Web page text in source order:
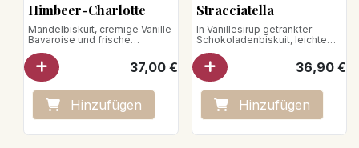
Himbeer-Charlotte
Mandelbiskuit, cremige Vanille-
Bavaroise und frische
für 5 Personen
37,00€
Hinzufügen
Stracciatella
In Vanillesirup getränkter
Schokoladenbiskuit, leichte
Schokoladenstückchen.36,90€
Hinzufügen